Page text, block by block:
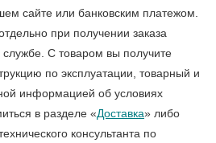
сайте или банковским платежом.
при получении заказа
С товаром вы получите
по эксплуатации, товарный и
информацией об условиях
в разделе «Доставка» либо
консультанта по